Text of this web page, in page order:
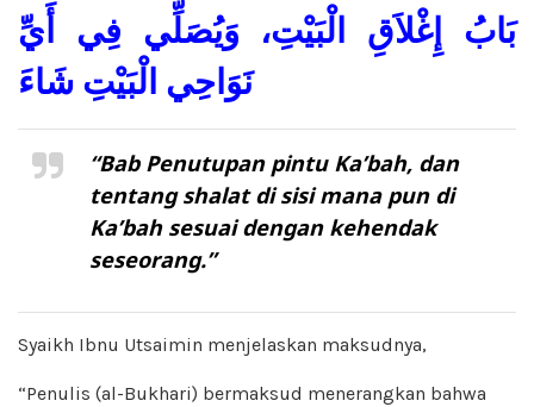
بَابُ إِغْلاَقِ الْبَيْتِ، وَيُصَلِّي فِي أَيِّ
نَوَاحِي الْبَيْتِ شَاءَ
“Bab Penutupan pintu Ka’bah, dan
tentang shalat di sisi mana pun di
Ka’bah sesuai dengan kehendak
seseorang.”
Syaikh Ibnu Utsaimin menjelaskan maksudnya,
“Penulis (al-Bukhari) bermaksud menerangkan bahwa